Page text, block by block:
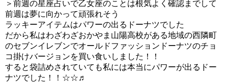
＞前週の星座占いで乙女座のことは根気よく確認までして
前週は夢に向かって頑張れそう
ラッキーアイテムはパワーの出るドーナツでした
だから私はわざわざおかやま山陽高校がある地域の西隣町
のセブンイレブンでオールドファッションドーナツのチョ
コ掛けバージョンを買い食いしました！！
すると袋詰めされていても私には本当にパワーが出るドー
ナツでした！！☆☆♬